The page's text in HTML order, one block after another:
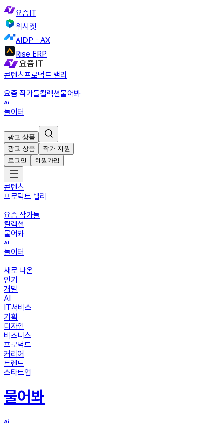
요즘IT
위시켓
AIDP - AX
Rise ERP
콘텐츠프로덕트 밸리
요즘 작가들컬렉션물어봐
놀이터
광고 상품
광고 상품
작가 지원
로그인
회원가입
콘텐츠
프로덕트 밸리
요즘 작가들
컬렉션
물어봐
놀이터
새로 나온
인기
개발
AI
IT서비스
기획
디자인
비즈니스
프로덕트
커리어
트렌드
스타트업
물어봐